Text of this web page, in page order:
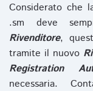
Considerato che
.sm deve
Rivenditore,
tramite il nuovo
Registration
necessaria.